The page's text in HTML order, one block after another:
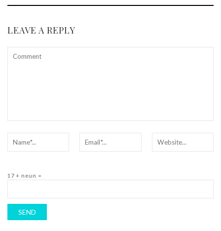
LEAVE A REPLY
17 + neun =